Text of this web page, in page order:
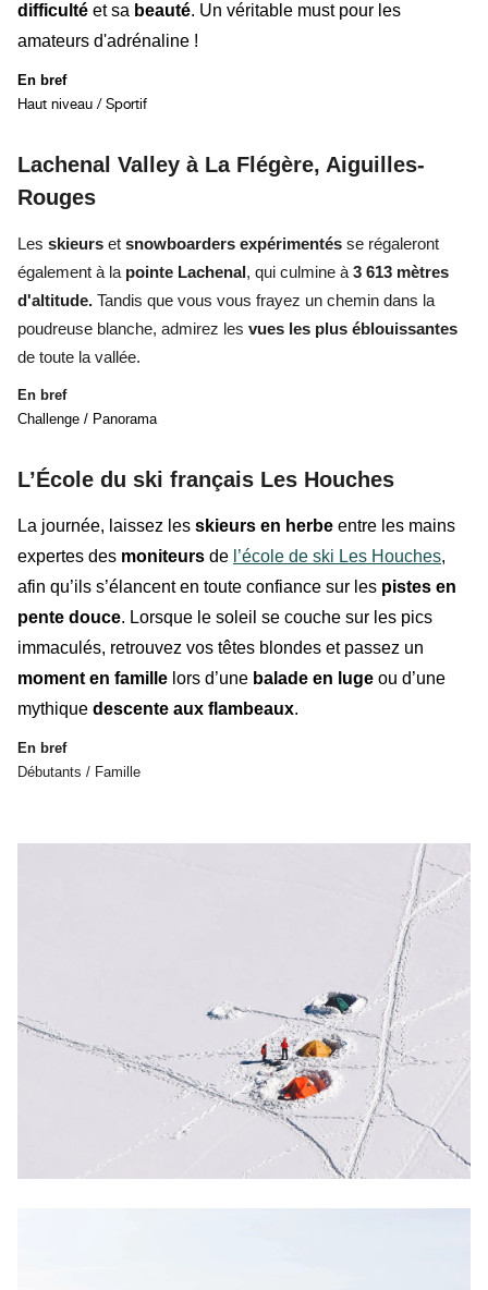
difficulté et sa beauté. Un véritable must pour les
amateurs d'adrénaline !
En bref
Haut niveau / Sportif
Lachenal Valley à La Flégère, Aiguilles-
Rouges
Les skieurs et snowboarders expérimentés se régaleront
également à la pointe Lachenal, qui culmine à 3 613 mètres
d'altitude. Tandis que vous vous frayez un chemin dans la
poudreuse blanche, admirez les vues les plus éblouissantes
de toute la vallée.
En bref
Challenge / Panorama
L’École du ski français Les Houches
La journée, laissez les skieurs en herbe entre les mains
expertes des moniteurs de l’école de ski Les Houches,
afin qu’ils s’élancent en toute confiance sur les pistes en
pente douce. Lorsque le soleil se couche sur les pics
immaculés, retrouvez vos têtes blondes et passez un
moment en famille lors d’une balade en luge ou d’une
mythique descente aux flambeaux.
En bref
Débutants / Famille